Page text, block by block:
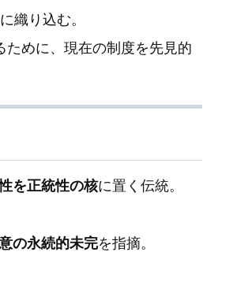
織り込む。
めに、現在の制度を先見的
を正統性の核に置く伝統。
の永続的未完を指摘。